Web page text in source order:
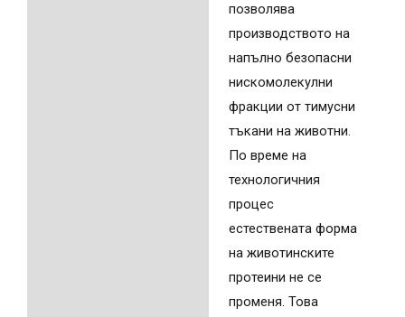
позволява
производството на
напълно безопасни
нискомолекулни
фракции от тимусни
тъкани на животни.
По време на
технологичния
процес
естествената форма
на животинските
протеини не се
променя. Това